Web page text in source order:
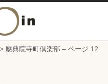
> 應典院寺町倶楽部 – ページ 12